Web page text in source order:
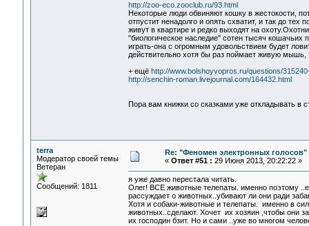
http://zoo-eco.zooclub.ru/93.html
Некоторые люди обвиняют кошку в жестокости,
отпустит ненадолго и опять схватит, и так до
живут в квартире и редко выходят на
"биологическое наследие" сотен тысяч кошачьих
играть-она с огромным удовольствием будет
действительно хотя бы раз поймает живую мышь,
+ ещё http://www.bolshoyvopros.ru/questions/
http://senchin-roman.livejournal.com/164432.html
Пора вам книжки со сказками уже откладывать в
terra
Модератор своей темы
Ветеран
Сообщений: 1811
Re: "Феномен электронных голосов"
« Ответ #51 : 29 Июня 2013, 20:22:22 »
я уже давно перестала читать.
Олег! ВСЕ животные телепаты. именно поэтому
рассуждает о животных..убивают ли они ради
Хотя и собаки-животные и телепаты. именно в
животных..сделают. Хочет их хозяин ,чтобы они
их господин бзит. Но и сами ..уже во многом